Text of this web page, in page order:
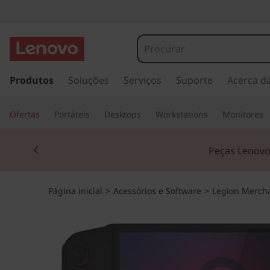
a
a
Produtos Soluções Serviços Suporte Acerca
Ofertas Portáteis Desktops Workstations Monitores
Peças
Currently displaying item 2 of 3
Página inicial > Acessórios e Software > Legion